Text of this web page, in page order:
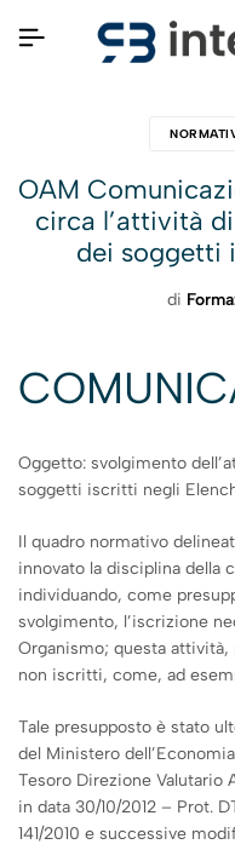
OAM
circa l’attività
dei soggetti
di
Oggetto: svolgimento
soggetti iscritti negli
Il quadro normativo
innovato la disciplina della
individuando, come
svolgimento, l’iscrizione
Organismo; questa
non iscritti, come, ad
Tale presupposto è stato
del Ministero
Tesoro Direzione Valutario
in data 30/10/2012 – Prot.
141/2010 e successive